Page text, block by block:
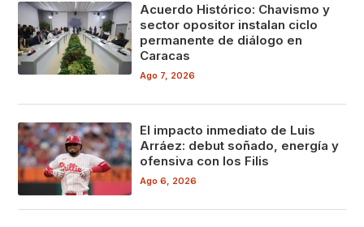
Acuerdo Histórico: Chavismo y
sector opositor instalan ciclo
permanente de diálogo en
Caracas
Ago 7, 2026
El impacto inmediato de Luis
Arráez: debut soñado, energía y
ofensiva con los Filis
Ago 6, 2026